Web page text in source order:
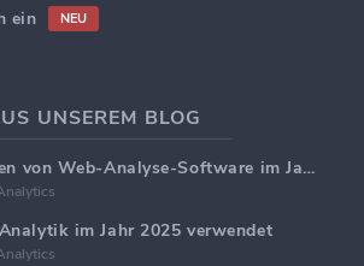
ein
NEU
UNSEREM BLOG
Top 5 Funktionen von Web-Analyse-Software im Jahr 2025
im Jahr 2025 verwendet